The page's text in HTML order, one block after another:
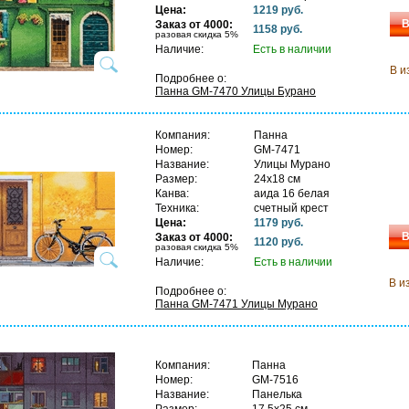
Цена:
1219 руб.
Заказ от 4000:
разовая скидка 5%
1158 руб.
Наличие:
Есть в наличии
В
Подробнее о:
Панна GM-7470 Улицы Бурано
Компания:
Панна
Номер:
GM-7471
Название:
Улицы Мурано
Размер:
24х18 см
Канва:
аида 16 белая
Техника:
счетный крест
Цена:
1179 руб.
Заказ от 4000:
разовая скидка 5%
1120 руб.
Наличие:
Есть в наличии
В
Подробнее о:
Панна GM-7471 Улицы Мурано
Компания:
Панна
Номер:
GM-7516
Название:
Панелька